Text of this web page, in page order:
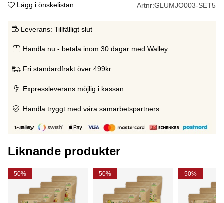
Lägg i önskelistan Artnr:GLUMJO003-SET5
Leverans: Tillfälligt slut
Handla nu - betala inom 30 dagar med Walley
Fri standardfrakt över 499kr
Expressleverans möjlig i kassan
Handla tryggt med våra samarbetspartners
Liknande produkter
50% 50% 50%